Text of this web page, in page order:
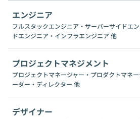
エンジニア
フルスタックエンジニア・サーバーサイドエ
ドエンジニア・インフラエンジニア 他
プロジェクトマネジメント
プロジェクトマネージャー・プロダクトマネ
ーダー・ディレクター 他
デザイナー